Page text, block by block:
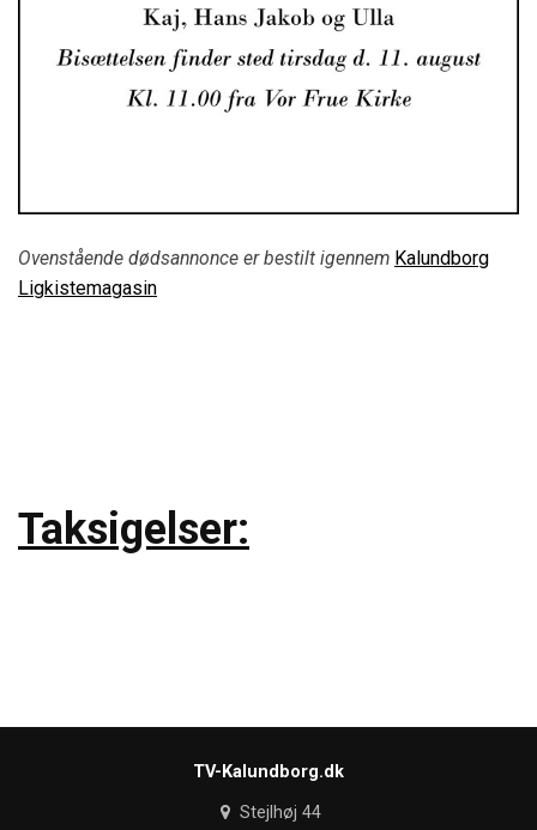
Ovenstående dødsannonce er bestilt igennem Kalundborg
Ligkistemagasin
Taksigelser:
TV-Kalundborg.dk
Stejlhøj 44